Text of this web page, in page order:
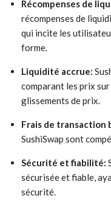
Récompenses de
récompenses de
qui incite les
forme.
Liquidité accrue:
comparant les prix
glissements de prix.
Frais de transaction
SushiSwap sont
Sécurité et fiabilité:
sécurisée et fiable,
sécurité.